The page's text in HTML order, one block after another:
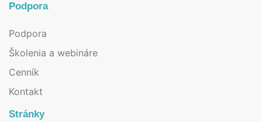
Podpora
Podpora
Školenia a webináre
Cenník
Kontakt
Stránky